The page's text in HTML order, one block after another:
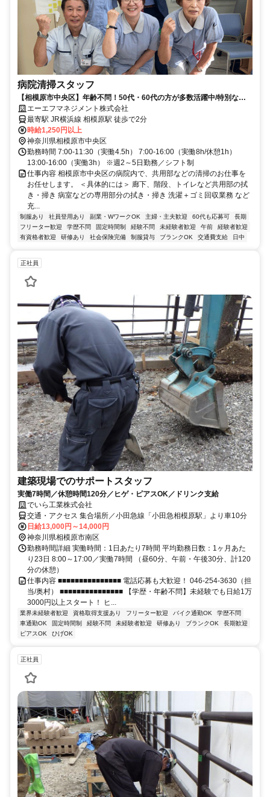
病院清掃スタッフ
【相模原市中央区】年齢不問！50代・60代の方が多数活躍中/特別な知
識は必要なし！/未経験歓迎
エーエフマネジメント株式会社
最寄駅 JR横浜線 相模原駅 徒歩で2分
時給1,250円以上
神奈川県相模原市中央区
勤務時間 7:00-11:30（実働4.5h） 7:00-16:00（実働8h/休憩1h）
13:00-16:00（実働3h） ※週2～5日勤務／シフト制
仕事内容 相模原市中央区の病院内で、共用部などの清掃のお仕事を
お任せします。 ＜具体的には＞ 廊下、階段、トイレなど共用部の拭
き・掃き 病室などの専用部分の拭き・掃き 洗濯＋ゴミ回収業務 など
充...
制服あり 社員登用あり 副業・WワークOK 主婦・主夫歓迎 60代も応募可
長期
フリーター歓迎
学歴不問 固定時間制 経験不問 未経験者歓迎 午前
経験者歓迎
有資格者歓迎
研修あり 社会保険完備 制服貸与 ブランクOK 交通費支給 日中
正社員
建築現場でのサポートスタッフ
実働7時間／休憩時間120分／ヒゲ・ピアスOK／ドリンク支給
でいら工業株式会社
交通・アクセス 集合場所／小田急線「小田急相模原駅」より車10分
日給13,000円～14,000円
神奈川県相模原市南区
勤務時間詳細 実働時間：1日あたり7時間 平均勤務日数：1ヶ月あた
り23日 8:00～17:00／実働7時間 （昼60分、午前・午後30分、計120
分の休憩）
仕事内容 ■■■■■■■■■■■■■■■ 電話応募も大歓迎！ 046-254-3630（担
当/奥村） ■■■■■■■■■■■■■■■ 【学歴・年齢不問】未経験でも日給1万
3000円以上スタート！ ヒ...
業界未経験者歓迎 資格取得支援あり フリーター歓迎 バイク通勤OK
学歴不問
車通勤OK
固定時間制 経験不問 未経験者歓迎 研修あり ブランクOK
長期歓迎
ピアスOK
ひげOK
正社員